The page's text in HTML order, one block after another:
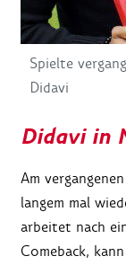
Spielte
Didavi
Didavi in
Am
langem mal
arbeitet nach
Comeback,